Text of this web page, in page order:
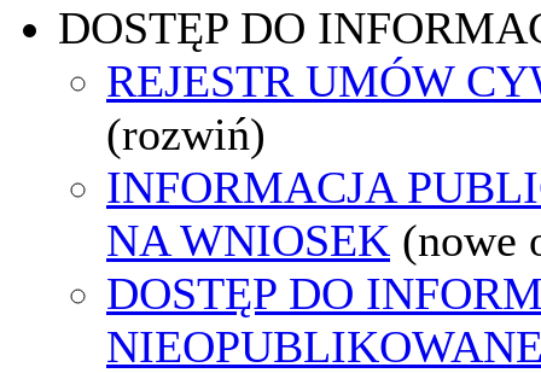
DOSTĘP DO
REJESTR UMÓW
(rozwiń)
INFORMACJA
NA WNIOSEK (nowe
DOSTĘP DO